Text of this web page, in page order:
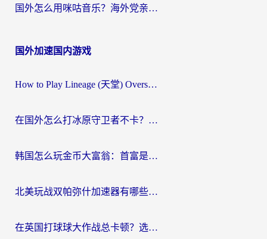
国外怎么用咪咕音乐？海外党亲测有效的听歌自由指南
国外加速国内游戏
How to Play Lineage (天堂) Overseas? The Ultimate Guide to Choosing the Best Chinese Server Game Accelerator (在国外打天堂加速器)
在国外怎么打冰原守卫者不卡？留学生亲测的国服游戏加速指南
韩国怎么玩金币大富翁：首富是谁？海外党国服游戏加速全攻略
北美玩战双帕弥什加速器有哪些？海外党亲测好用的国服加速指南
在英国打球球大作战总卡顿？选对加速器让你告别延迟（附实测攻略）